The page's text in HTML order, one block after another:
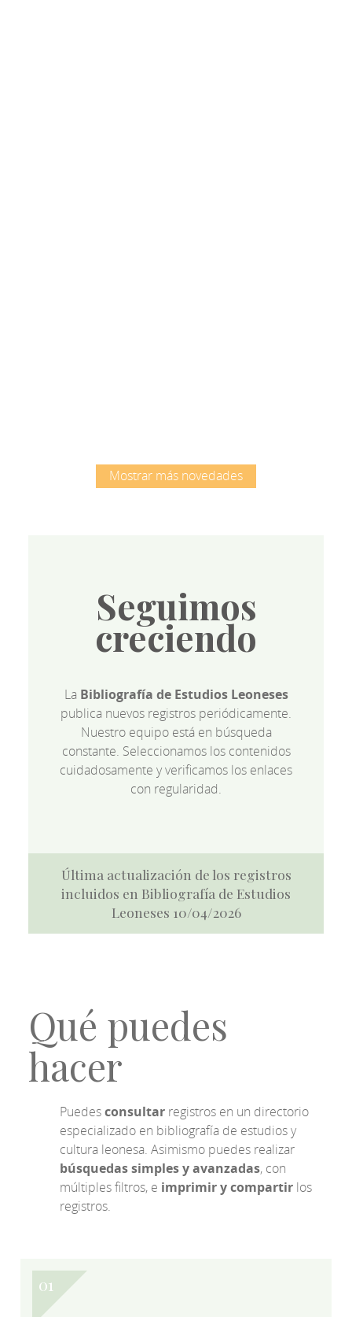
Mostrar más novedades
Seguimos
creciendo
La Bibliografía de Estudios Leoneses
publica nuevos registros periódicamente.
Nuestro equipo está en búsqueda
constante. Seleccionamos los contenidos
cuidadosamente y verificamos los enlaces
con regularidad.
Última actualización de los registros
incluidos en Bibliografía de Estudios
Leoneses 10/04/2026
Qué puedes
hacer
Puedesconsultar registros en un directorio
especializado en bibliografía de estudios y
cultura leonesa. Asimismo puedes realizar
búsquedas simples y avanzadas, con
múltiples filtros, e imprimir y compartir los
registros.